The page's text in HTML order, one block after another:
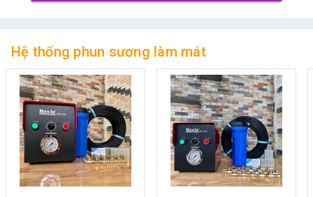
Hệ thống phun sương làm mát